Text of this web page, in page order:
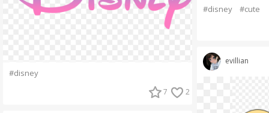
#disney
7 2
#disney #cute
evillian